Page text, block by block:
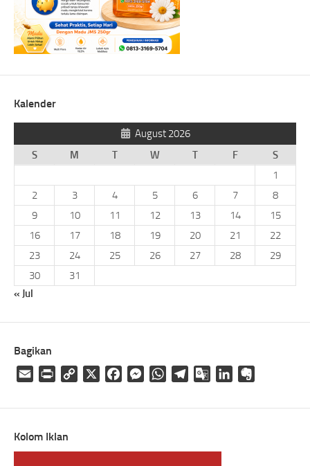
Kalender
August 2026
S
M T W T F
S
1
2
3 4 5 6 7
8
9
10 11 12 13 14
15
16
17 18 19 20 21
22
23
24 25 26 27 28
29
30
31
« Jul
Bagikan
Email
Print
Copy
FacebookMessengerWhatsAppTelegramGoogleLinkedIn
Kolom Iklan